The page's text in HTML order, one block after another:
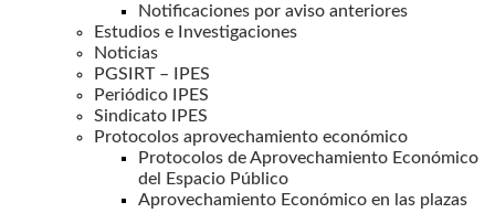
Notificaciones por aviso anteriores
Estudios e Investigaciones
Noticias
PGSIRT – IPES
Periódico IPES
Sindicato IPES
Protocolos aprovechamiento económico
Protocolos de Aprovechamiento Económico
del Espacio Público
Aprovechamiento Económico en las plazas